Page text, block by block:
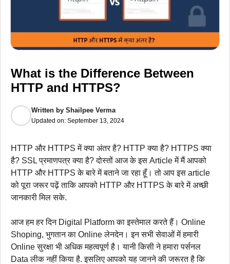
What is the Difference Between
HTTP and HTTPS?
Written by Shailpee Verma
Updated on: September 13, 2024
HTTP और HTTPS में क्या अंतर है? HTTP क्या है? HTTPS क्या
है? SSL प्रमाणपत्र क्या है? दोस्तों आज के इस Article में मैं आपको
HTTP और HTTPS के बारे में बताने जा रहा हूँ। तो आप इस article
को पूरा जरूर पढ़ें ताकि आपको HTTP और HTTPS के बारे में अच्छी
जानकारी मिल सके.
आज हम हर दिन Digital Platform का इस्तेमाल करते हैं। Online
Shoping, भुगतान का Online लेनदेन। इन सभी सेवाओं में हमारी
Online सुरक्षा भी अधिक महत्वपूर्ण है। यानी किसी ने हमारा पर्सनल
Data लीक नहीं किया है. इसलिए आपको यह जानने की जरूरत है कि